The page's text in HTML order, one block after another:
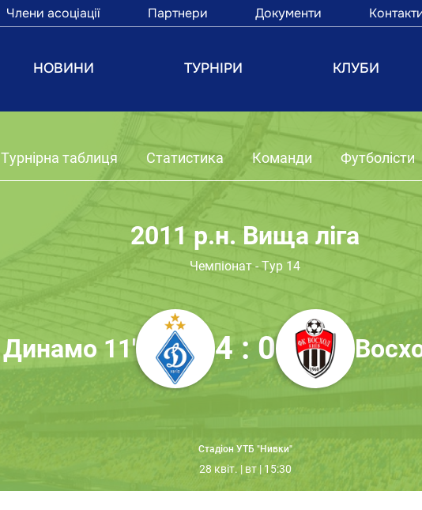
Члени асоціації Партнери Документи
НОВИНИ ТУРНІРИ КЛУБИ
Турнірна таблиця Статистика Команди Футболісти
2011 р.н. Вища ліга
Чемпіонат - Тур 14
Динамо 11' 4 : 0
Стадіон УТБ "Нивки"
28 квіт. | вт | 15:30